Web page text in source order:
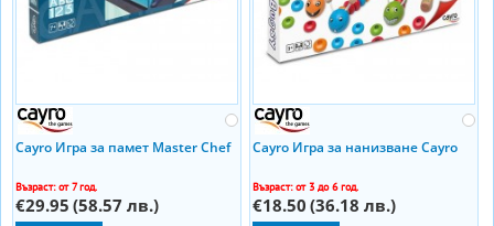
Cayro Игра за памет Master Chef
Възраст: от 7 год.
€29.95 (58.57 лв.)
Cayro Игра за нанизване Cayro
Възраст: от 3 до 6 год.
€18.50 (36.18 лв.)